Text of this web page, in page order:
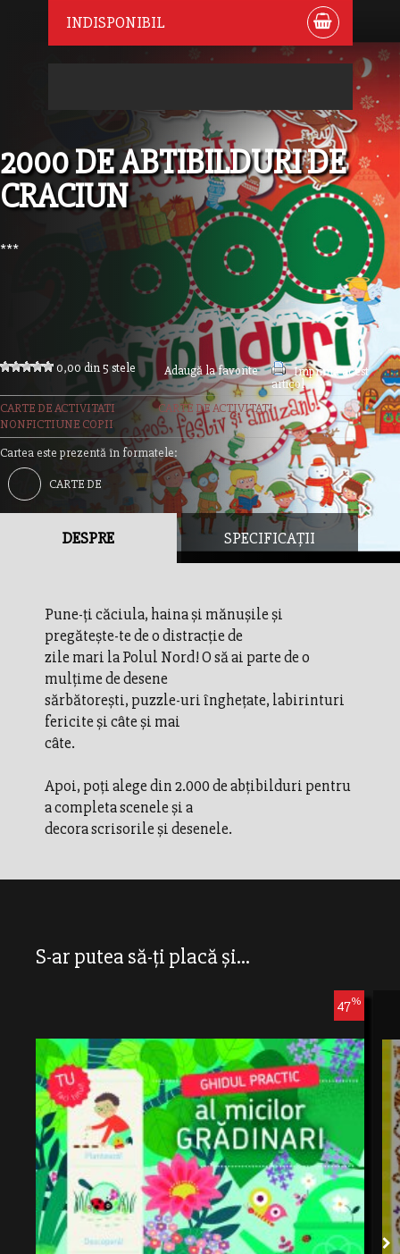
INDISPONIBIL
2000 DE ABTIBILDURI DE
CRACIUN
***
0,00 din 5 stele Adaugă la favorite
Imprimă acest
articol
CARTE DE ACTIVITATI
CARTE DE ACTIVITATI
NONFICTIUNE COPII
Cartea este prezentă în formatele:
CARTE DE
DESPRE SPECIFICAȚII
Pune-ţi căciula, haina şi mănuşile şi
pregăteşte-te de o distracţie de
zile mari la Polul Nord! O să ai parte de o
mulţime de desene
sărbătoreşti, puzzle-uri îngheţate, labirinturi
fericite şi câte şi mai
câte.
Apoi, poţi alege din 2.000 de abţibilduri pentru
a completa scenele şi a
decora scrisorile şi desenele.
S-ar putea să-ți placă și...
47%